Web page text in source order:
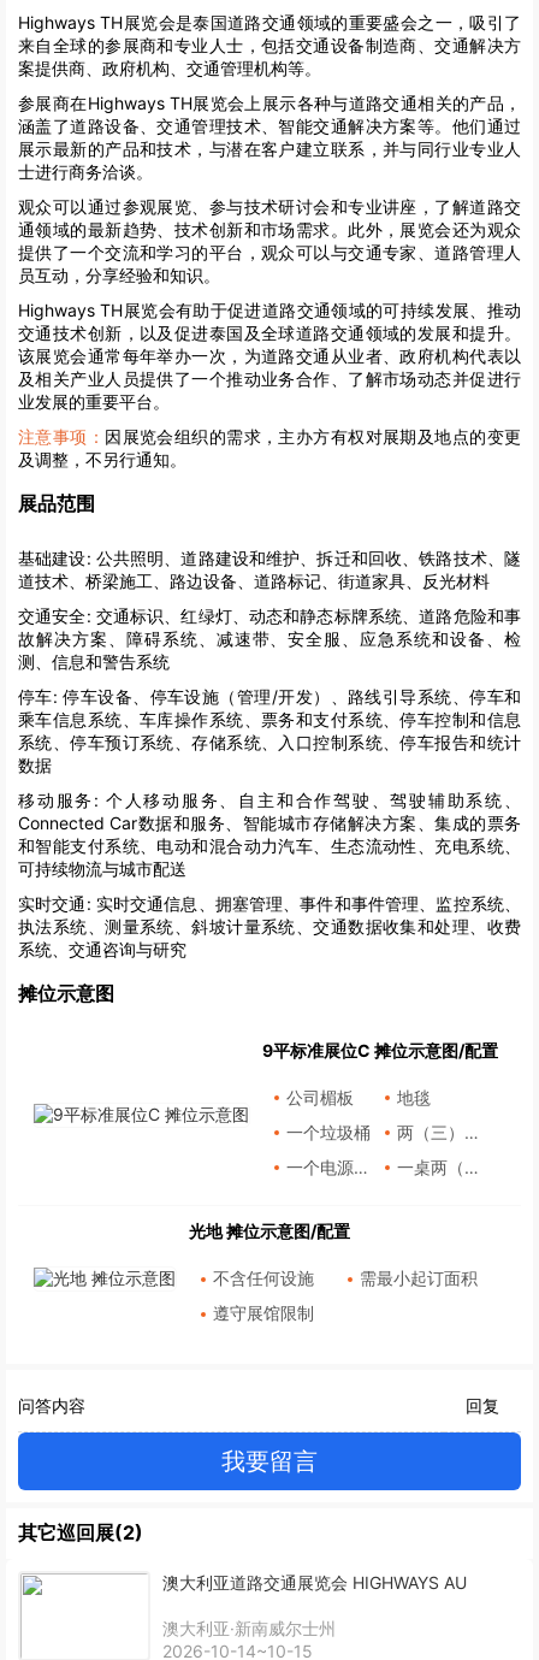
Highways TH展览会是泰国道路交通领域的重要盛会之一，吸引了
来自全球的参展商和专业人士，包括交通设备制造商、交通解决方
案提供商、政府机构、交通管理机构等。
参展商在Highways TH展览会上展示各种与道路交通相关的产品，
涵盖了道路设备、交通管理技术、智能交通解决方案等。他们通过
展示最新的产品和技术，与潜在客户建立联系，并与同行业专业人
士进行商务洽谈。
观众可以通过参观展览、参与技术研讨会和专业讲座，了解道路交
通领域的最新趋势、技术创新和市场需求。此外，展览会还为观众
提供了一个交流和学习的平台，观众可以与交通专家、道路管理人
员互动，分享经验和知识。
Highways TH展览会有助于促进道路交通领域的可持续发展、推动
交通技术创新，以及促进泰国及全球道路交通领域的发展和提升。
该展览会通常每年举办一次，为道路交通从业者、政府机构代表以
及相关产业人员提供了一个推动业务合作、了解市场动态并促进行
业发展的重要平台。
注意事项： 因展览会组织的需求，主办方有权对展期及地点的变更
及调整，不另行通知。
展品范围
基础建设: 公共照明、道路建设和维护、拆迁和回收、铁路技术、隧
道技术、桥梁施工、路边设备、道路标记、街道家具、反光材料
交通安全: 交通标识、红绿灯、动态和静态标牌系统、道路危险和事
故解决方案、障碍系统、减速带、安全服、应急系统和设备、检
测、信息和警告系统
停车: 停车设备、停车设施（管理/开发）、路线引导系统、停车和
乘车信息系统、车库操作系统、票务和支付系统、停车控制和信息
系统、停车预订系统、存储系统、入口控制系统、停车报告和统计
数据
移动服务: 个人移动服务、自主和合作驾驶、驾驶辅助系统、
Connected Car数据和服务、智能城市存储解决方案、集成的票务
和智能支付系统、电动和混合动力汽车、生态流动性、充电系统、
可持续物流与城市配送
实时交通: 实时交通信息、拥塞管理、事件和事件管理、监控系统、
执法系统、测量系统、斜坡计量系统、交通数据收集和处理、收费
系统、交通咨询与研究
摊位示意图
9平标准展位C 摊位示意图/配置
公司楣板
地毯
一个垃圾桶
两（三）面墙板
一个电源插座 一桌两（三）椅
光地 摊位示意图/配置
不含任何设施
需最小起订面积
遵守展馆限制
问答内容 回复
我要留言
其它巡回展(2)
澳大利亚道路交通展览会 HIGHWAYS AU
澳大利亚·新南威尔士州
2026-10-14~10-15